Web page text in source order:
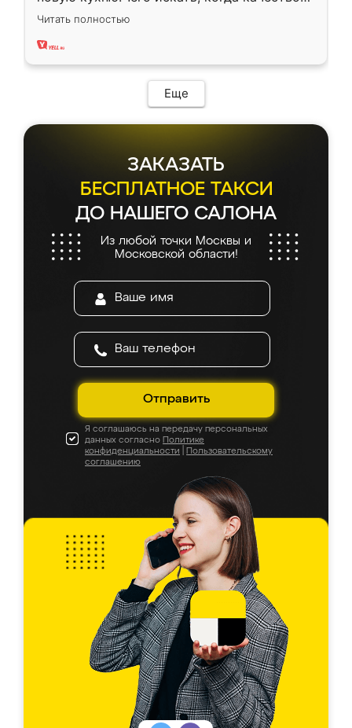
вполне довольна. Служит кухня уже почти
два года, нареканий нет.
Читать полностью
Еще
ЗАКАЗАТЬ
БЕСПЛАТНОЕ ТАКСИ
ДО НАШЕГО САЛОНА
Из любой точки Москвы и
Московской области!
Отправить
Я соглашаюсь на передачу персональных
данных согласно Политике
конфиденциальности
Пользовательскому
соглашению